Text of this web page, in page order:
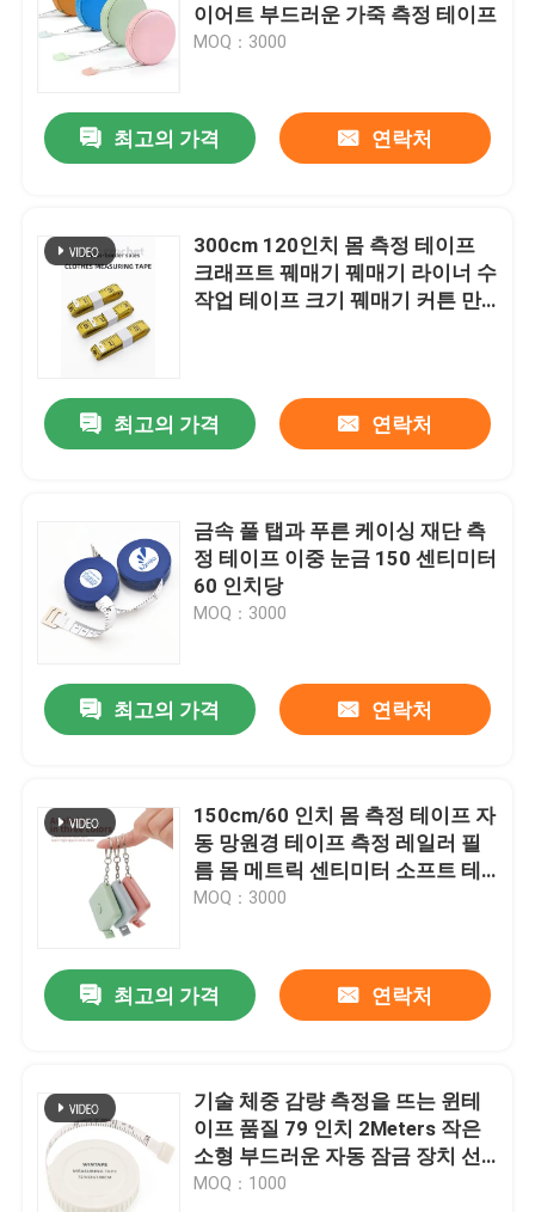
이어트 부드러운 가죽 측정 테이프
MOQ：3000
최고의 가격 연락처
300cm 120인치 몸 측정 테이프
크래프트 꿰매기 꿰매기 라이너 수
작업 테이프 크기 꿰매기 커튼 만
최고의 가격 연락처
금속 풀 탭과 푸른 케이싱 재단 측
정 테이프 이중 눈금 150 센티미터
60 인치당
MOQ：3000
최고의 가격 연락처
150cm/60 인치 몸 측정 테이프 자
동 망원경 테이프 측정 레일러 필
름 몸 메트릭 센티미터 소프트 테
이프
MOQ：3000
최고의 가격 연락처
기술 체중 감량 측정을 뜨는 윈테
이프 품질 79 인치 2Meters 작은
소형 부드러운 자동 잠금 장치 선
물 철회할 수 있는 직물
MOQ：1000